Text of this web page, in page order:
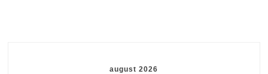
august 2026